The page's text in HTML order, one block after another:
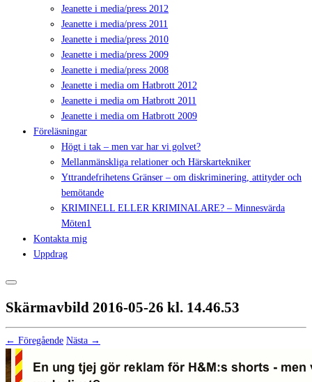
Jeanette i media/press 2012
Jeanette i media/press 2011
Jeanette i media/press 2010
Jeanette i media/press 2009
Jeanette i media/press 2008
Jeanette i media om Hatbrott 2012
Jeanette i media om Hatbrott 2011
Jeanette i media om Hatbrott 2009
Föreläsningar
Högt i tak – men var har vi golvet?
Mellanmänskliga relationer och Härskartekniker
Yttrandefrihetens Gränser – om diskriminering, attityder och
bemötande
KRIMINELL ELLER KRIMINALARE? – Minnesvärda
Möten1
Kontakta mig
Uppdrag
Skärmavbild 2016-05-26 kl. 14.46.53
← Föregående Nästa →